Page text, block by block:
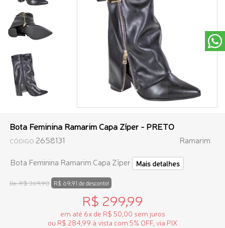
Bota Feminina Ramarim Capa Zíper - PRETO
CÓDIGO 2658131
Ramarim
Bota Feminina Ramarim Capa Zíper
Mais detalhes
De:R$ 369,90 R$ 69,91 de desconto!
R$ 299,99
em até 6x de R$ 50,00 sem juros
ou R$ 284,99 à vista com 5% OFF, via PIX